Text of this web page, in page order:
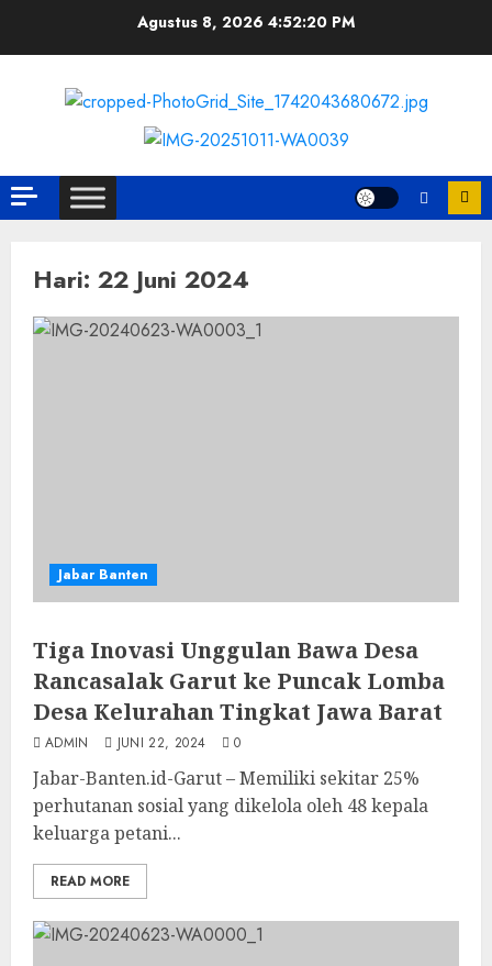
Agustus 8, 20264:52:21 PM
Hari: 22 Juni 2024
Jabar Banten
Tiga Inovasi Unggulan Bawa Desa
Rancasalak Garut ke Puncak Lomba
Desa Kelurahan Tingkat Jawa Barat
ADMIN JUNI 22, 2024 0
Jabar-Banten.id-Garut – Memiliki sekitar 25%
perhutanan sosial yang dikelola oleh 48 kepala
keluarga petani...
READ MORE